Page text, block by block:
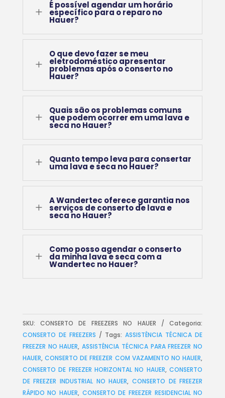
L
É possível agendar um horário
específico para o reparo no
Hauer?
L
O que devo fazer se meu
eletrodoméstico apresentar
problemas após o conserto no
Hauer?
L
Quais são os problemas comuns
que podem ocorrer em uma lava e
seca no Hauer?
L Quanto tempo leva para consertar
uma lava e seca no Hauer?
L
A Wandertec oferece garantia nos
serviços de conserto de lava e
seca no Hauer?
L
Como posso agendar o conserto
da minha lava e seca com a
Wandertec no Hauer?
SKU:CONSERTO DE FREEZERS NO HAUER
Categoria:
CONSERTO DE FREEZERS
Tags:ASSISTÊNCIA TÉCNICA DE
FREEZER NO HAUER,ASSISTÊNCIA TÉCNICA PARA FREEZER NO
HAUER, CONSERTO DE FREEZER COM VAZAMENTO NO HAUER,
CONSERTO DE FREEZER HORIZONTAL NO HAUER,CONSERTO
DE FREEZER INDUSTRIAL NO HAUER, CONSERTO DE FREEZER
RÁPIDO NO HAUER, CONSERTO DE FREEZER RESIDENCIAL NO